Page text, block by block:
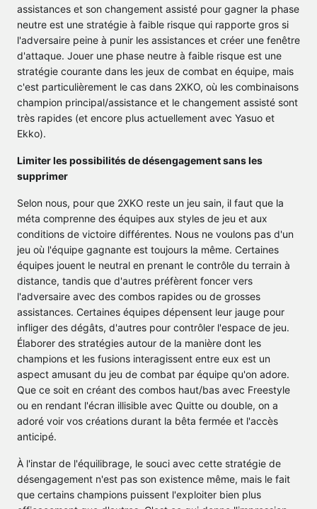
assistances et son changement assisté pour gagner la phase
neutre est une stratégie à faible risque qui rapporte gros si
l'adversaire peine à punir les assistances et créer une fenêtre
d'attaque. Jouer une phase neutre à faible risque est une
stratégie courante dans les jeux de combat en équipe, mais
c'est particulièrement le cas dans 2XKO, où les combinaisons
champion principal/assistance et le changement assisté sont
très rapides (et encore plus actuellement avec Yasuo et
Ekko).
Limiter les possibilités de désengagement sans les
supprimer
Selon nous, pour que 2XKO reste un jeu sain, il faut que la
méta comprenne des équipes aux styles de jeu et aux
conditions de victoire différentes. Nous ne voulons pas d'un
jeu où l'équipe gagnante est toujours la même. Certaines
équipes jouent le neutral en prenant le contrôle du terrain à
distance, tandis que d'autres préfèrent foncer vers
l'adversaire avec des combos rapides ou de grosses
assistances. Certaines équipes dépensent leur jauge pour
infliger des dégâts, d'autres pour contrôler l'espace de jeu.
Élaborer des stratégies autour de la manière dont les
champions et les fusions interagissent entre eux est un
aspect amusant du jeu de combat par équipe qu'on adore.
Que ce soit en créant des combos haut/bas avec Freestyle
ou en rendant l'écran illisible avec Quitte ou double, on a
adoré voir vos créations durant la bêta fermée et l'accès
anticipé.
À l'instar de l'équilibrage, le souci avec cette stratégie de
désengagement n'est pas son existence même, mais le fait
que certains champions puissent l'exploiter bien plus